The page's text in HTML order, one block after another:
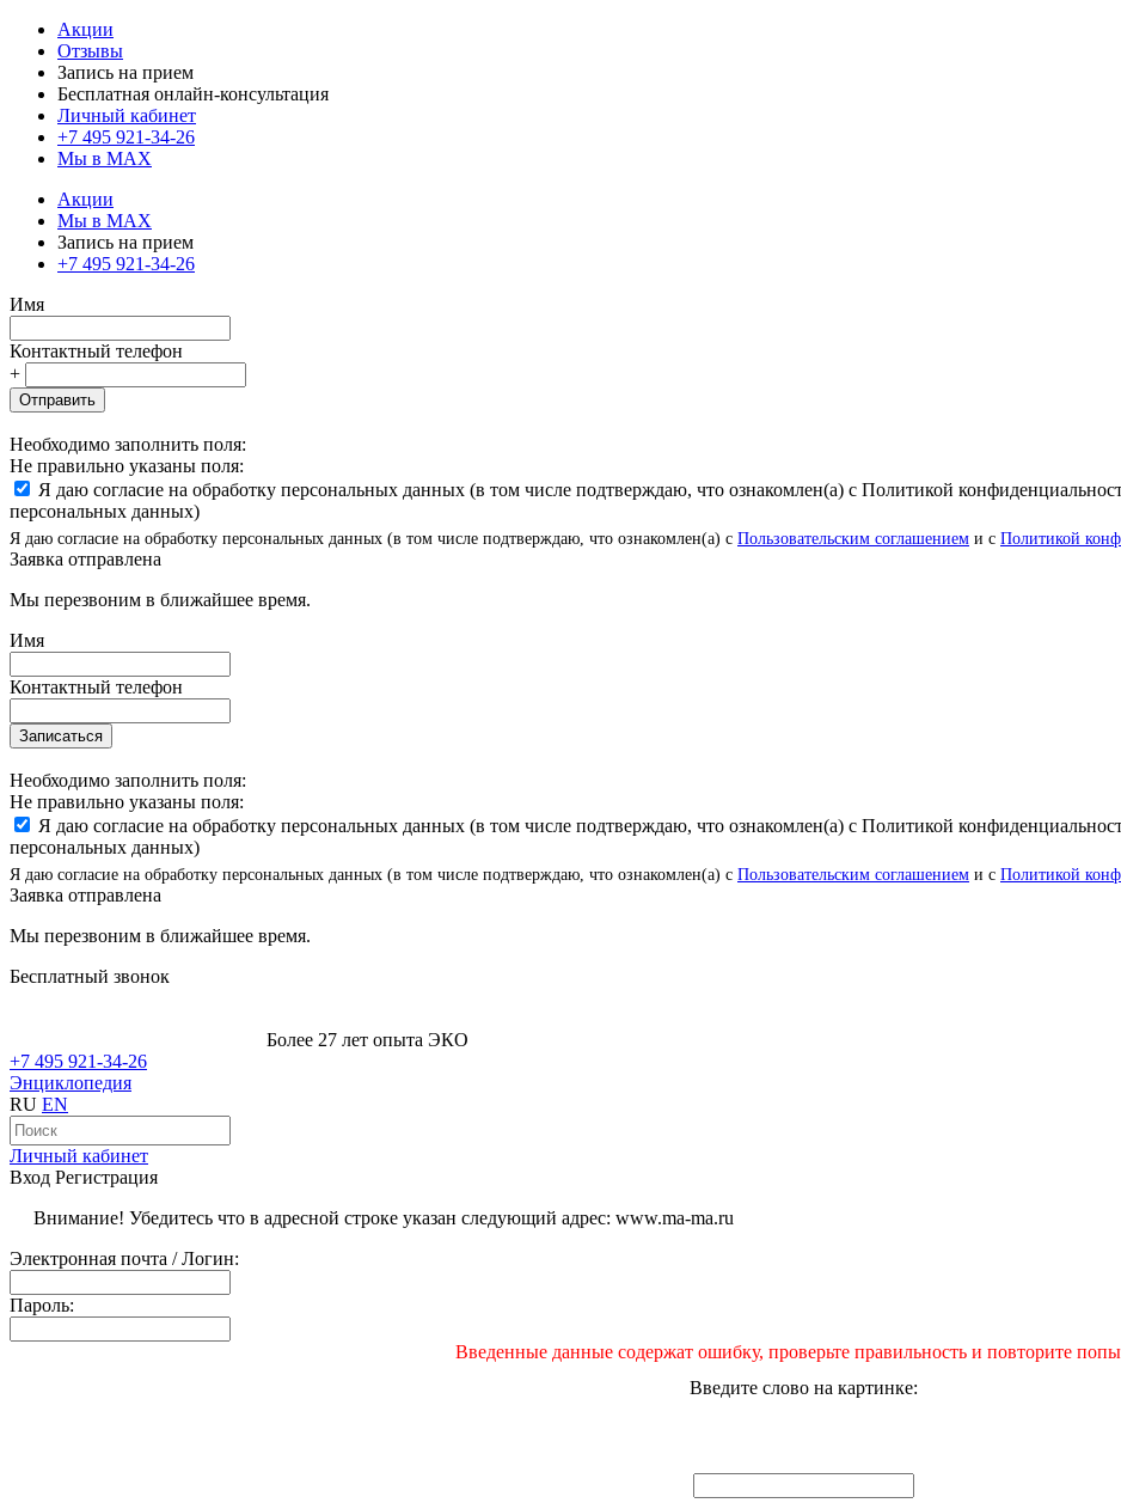
Акции
Отзывы
Запись на прием
Бесплатная онлайн-консультация
Личный кабинет
+7 495 921-34-26
Мы в MAX
Акции
Мы в MAX
Запись на прием
+7 495 921-34-26
Имя
Контактный телефон
+
Отправить
Необходимо заполнить поля:
Не правильно указаны поля:
Я даю согласие на обработку персональных данных (в том числе подтверждаю, что ознакомлен(а) с Политикой
персональных данных)
Я даю согласие на обработку персональных данных (в том числе подтверждаю, что ознакомлен(а) с Пользовательским соглашением и с Политикой
Заявка отправлена
Мы перезвоним в ближайшее время.
Имя
Контактный телефон
Записаться
Необходимо заполнить поля:
Не правильно указаны поля:
Я даю согласие на обработку персональных данных (в том числе подтверждаю, что ознакомлен(а) с Политикой
персональных данных)
Я даю согласие на обработку персональных данных (в том числе подтверждаю, что ознакомлен(а) с Пользовательским соглашением и с Политикой
Заявка отправлена
Мы перезвоним в ближайшее время.
Бесплатный звонок
Более 27 лет опыта ЭКО
+7 495 921-34-26
Энциклопедия
RU EN
Личный кабинет
Вход Регистрация
Внимание! Убедитесь что в адресной строке указан следующий адрес: www.ma-ma.ru
Электронная почта / Логин:
Пароль:
Введенные данные содержат ошибку, проверьте правильность и повторите
Введите слово на картинке: